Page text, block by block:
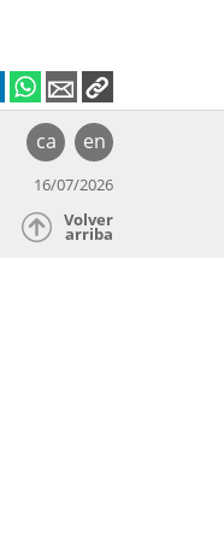
ca en
16/07/2026
Volver
arriba